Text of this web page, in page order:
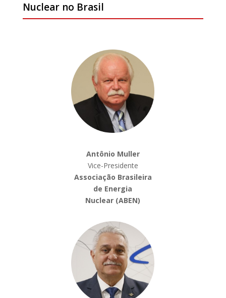
Nuclear no Brasil
Antônio Muller
Vice-Presidente
Associação Brasileira
de Energia
Nuclear (ABEN)